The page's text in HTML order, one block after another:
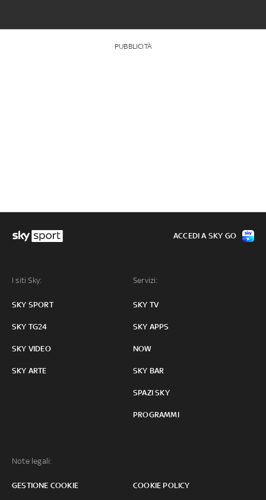
PUBBLICITÀ
I siti Sky:
SKY SPORT
SKY TG24
SKY VIDEO
SKY ARTE
Servizi:
SKY TV
SKY APPS
NOW
SKY BAR
SPAZI SKY
PROGRAMMI
Note legali:
GESTIONE COOKIE COOKIE POLICY
ACCEDI A SKY GO